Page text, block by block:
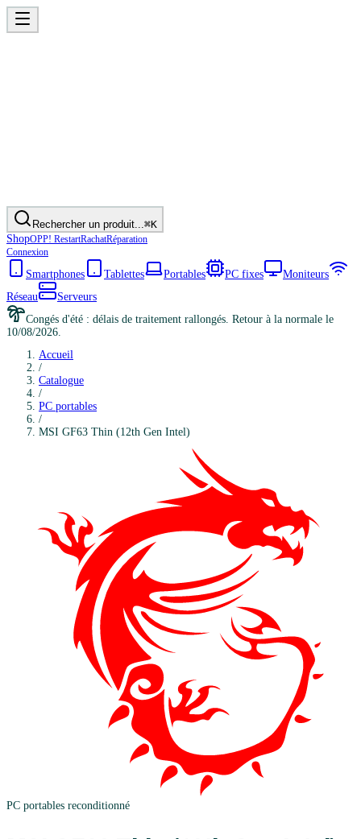
Rechercher un produit...⌘K
ShopOPP! RestartRachatRéparation
Connexion
Smartphones Tablettes Portables PC fixes
Moniteurs
Réseau
Serveurs
Congés d'été : délais de traitement rallongés. Retour à la normale le
10/08/2026.
Accueil
/
Catalogue
/
PC portables
/
MSI GF63 Thin (12th Gen Intel)
PC portables reconditionné